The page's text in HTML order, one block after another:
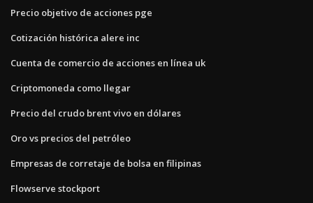
Precio objetivo de acciones pge
Cotización histórica alere inc
Cuenta de comercio de acciones en línea uk
Criptomoneda como llegar
Precio del crudo brent vivo en dólares
Oro vs precios del petróleo
Empresas de corretaje de bolsa en filipinas
Flowserve stockport